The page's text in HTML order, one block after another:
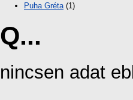
Puha Gréta (1)
Q...
nincsen adat